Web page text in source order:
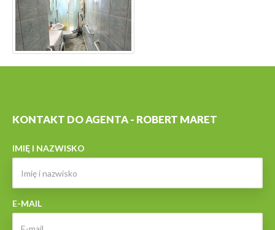
KONTAKT DO AGENTA - ROBERT MARET
IMIĘ I NAZWISKO
E-MAIL